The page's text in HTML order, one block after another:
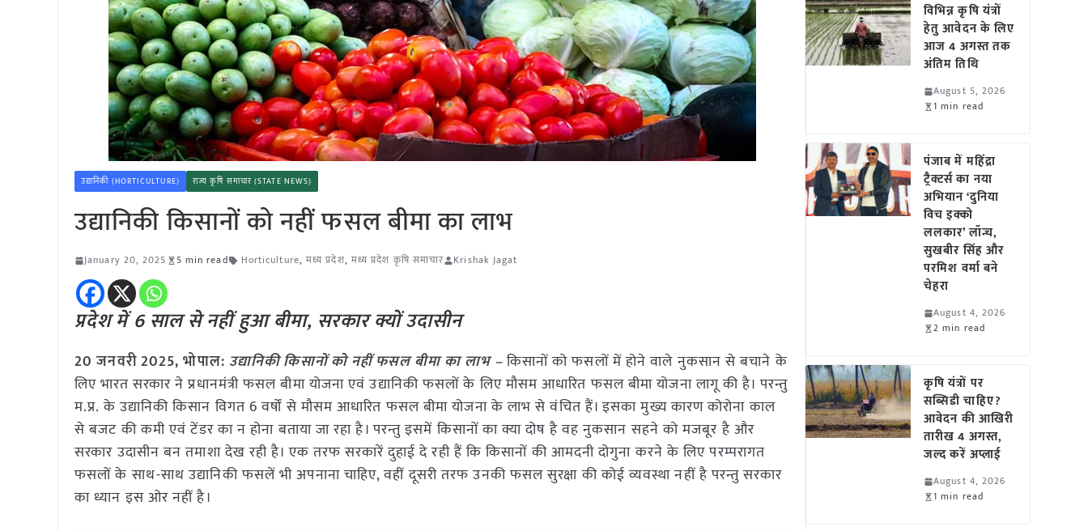
उद्यानिकी (HORTICULTURE) राज्य कृषि समाचार (STATE NEWS)
उद्यानिकी किसानों को नहीं फसल बीमा का लाभ
January 20, 2025 5 min read Horticulture,मध्य प्रदेश, मध्य प्रदेश कृषि समाचार Krishak Jagat
प्रदेश में 6 साल से नहीं हुआ बीमा, सरकार क्यों उदासीन
20 जनवरी 2025, भोपाल: उद्यानिकी किसानों को नहीं फसल बीमा का लाभ –किसानों को फसलों में होने वाले नुकसान से बचाने के
लिए भारत सरकार ने प्रधानमंत्री फसल बीमा योजना एवं उद्यानिकी फसलों के लिए मौसम आधारित फसल बीमा योजना लागू की है। परन्तु
म.प्र. के उद्यानिकी किसान विगत 6 वर्षों से मौसम आधारित फसल बीमा योजना के लाभ से वंचित हैं। इसका मुख्य कारण कोरोना काल
से बजट की कमी एवं टेंडर का न होना बताया जा रहा है। परन्तु इसमें किसानों का क्या दोष है वह नुकसान सहने को मजबूर है और
सरकार उदासीन बन तमाशा देख रही है। एक तरफ सरकारें दुहाई दे रही हैं कि किसानों की आमदनी दोगुना करने के लिए परम्परागत
फसलों के साथ-साथ उद्यानिकी फसलें भी अपनाना चाहिए, वहीं दूसरी तरफ उनकी फसल सुरक्षा की कोई व्यवस्था नहीं है परन्तु सरकार
का ध्यान इस ओर नहीं है।
विभिन्न कृषि यंत्रों
हेतु आवेदन के लिए
आज 4 अगस्त तक
अंतिम तिथि
August 5, 2026
1 min read
पंजाब में महिंद्रा
ट्रैक्टर्स का नया
अभियान ‘दुनिया
विच इक्को
ललकार’ लॉन्च,
सुखबीर सिंह और
परमिश वर्मा बने
चेहरा
August 4, 2026
2 min read
कृषि यंत्रों पर
सब्सिडी चाहिए?
आवेदन की आखिरी
तारीख 4 अगस्त,
जल्द करें अप्लाई
August 4, 2026
1 min read